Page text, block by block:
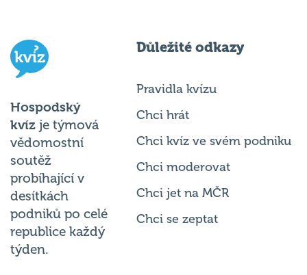
Hospodský
kvíz je týmová
vědomostní
soutěž
probíhající v
desítkách
podniků po celé
republice každý
týden.
Důležité odkazy
Pravidla kvízu
Chci hrát
Chci kvíz ve svém podniku
Chci moderovat
Chci jet na MČR
Chci se zeptat